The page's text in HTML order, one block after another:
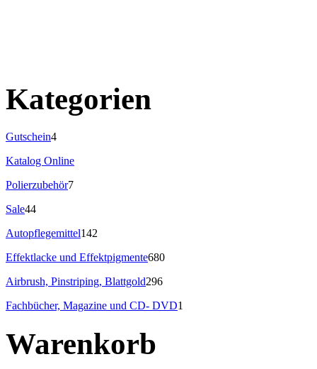
Kategorien
Gutschein4
Katalog Online
Polierzubehör7
Sale44
Autopflegemittel142
Effektlacke und Effektpigmente680
Airbrush, Pinstriping, Blattgold296
Fachbücher, Magazine und CD- DVD1
Warenkorb